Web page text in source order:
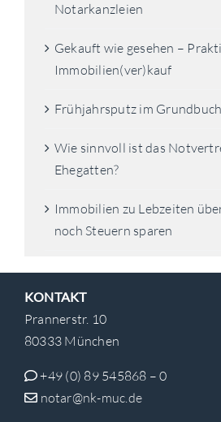
Notarkanzleien
Gekauft wie gesehen –
Immobilien(ver)kauf
Frühjahrsputz im Grundbuch
Wie sinnvoll ist das
Ehegatten?
Immobilien zu Lebzeiten
noch Steuern sparen
KONTAKT
Prannerstr. 10
80333 München
+49 (0) 89 545868 – 0
notar@nk-muc.de